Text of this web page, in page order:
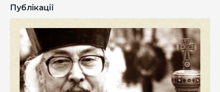
Публікації